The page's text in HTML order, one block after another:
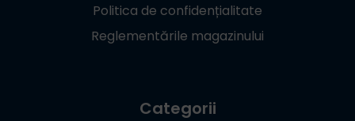
Politica de confidențialitate
Reglementările magazinului
Categorii